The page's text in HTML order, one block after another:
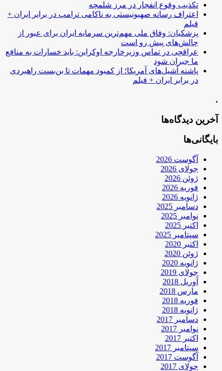
تکذیب وقوع انفجار در مرز شلمچه
اعتراف رسانه صهیونیستی به ناکامی ترامپ در برابر ایران +
فیلم
پزشکیان: وفاق ملی مهم‌ترین سرمایه ایران برای عبور از
چالش‌های پیش رو است
عراقچی در تماس وزیرخارجه اوکراین: باید خسارات به منافع
ما جبران شود
پاشنه آشیل‌های آمریکا؛ از کمبود مهمات تا بن‌بست راهبردی
در برابر ایران + فیلم
.
آخرین دیدگاه‌ها
بایگانی‌ها
آگوست 2026
جولای 2026
ژوئن 2026
فوریه 2026
ژانویه 2026
دسامبر 2025
نوامبر 2025
اکتبر 2025
سپتامبر 2025
اکتبر 2020
ژوئن 2020
ژانویه 2020
جولای 2019
آوریل 2018
مارس 2018
فوریه 2018
ژانویه 2018
دسامبر 2017
نوامبر 2017
اکتبر 2017
سپتامبر 2017
آگوست 2017
جولای 2017